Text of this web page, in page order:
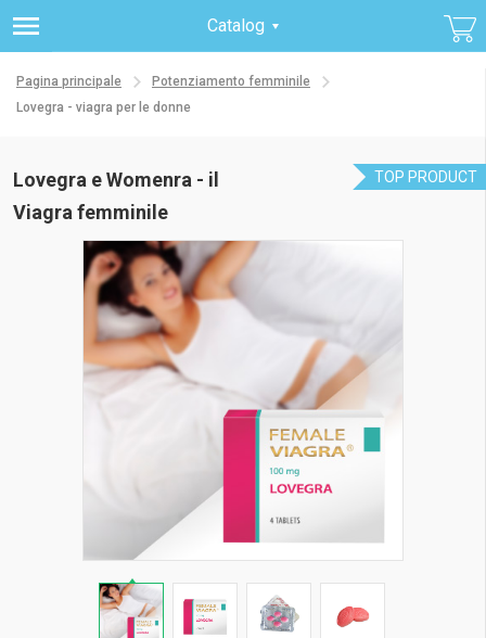
Catalog
Pagina principale
Potenziamento femminile
Lovegra - viagra per le donne
Lovegra e Womenra - il
Viagra femminile
TOP PRODUCT